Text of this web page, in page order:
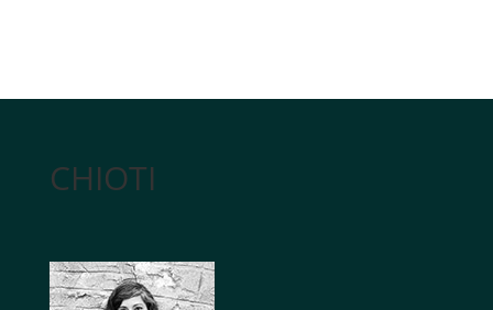
CHIOTI